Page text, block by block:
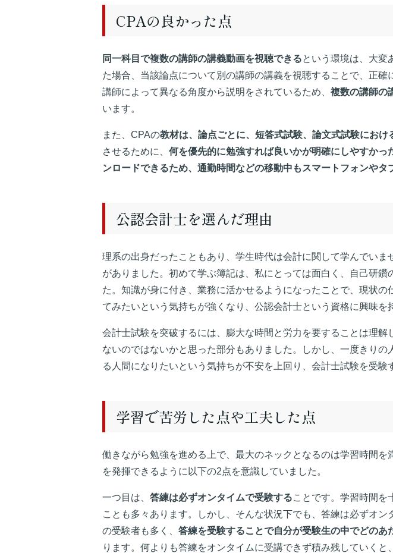
CPAの良かった点
同一科目で複数の講師の講義動画を視聴できるという環境は、大変
た場合、当該論点について別の講師の講義を視聴することで、正
講師によって異なる角度から説明をされているため、 複数の講師の
います。
また、CPAの教材は、論点ごとに、短答式試験、論文式試験におけ
させるために、 何を優先的に勉強すれば良いかが明確にしやすかっ
ンロードできるため、通勤時間などの移動中もスマートフォンや
公認会計士を選んだ理由
理系の出身だったこともあり、学生時代は会計に関して学んでい
がありました。初めて学ぶ簿記は、私にとっては面白く、自己研
た。知識が身に付き、業務に活かせるようになったことで、現状
てみたいという気持ちが強くなり、公認会計士という資格に興味を
会計士試験を突破するには、膨大な時間と労力を要することは理
ないのではないかと思った部分もありました。しかし、一度きり
る人間になりたいという気持ちが不安を上回り、会計士試験を受験
学習で苦労した点や工夫した点
働きながら勉強を進める上で、最大のネックとなるのは学習時間
を発揮できるように以下の2点を意識していました。
一つ目は、 答練は必ずオンタイムで受験することです。学習時間を
ことも多々あります。しかし、そんな状況下でも、答練は必ずオ
の受験者も多く、 答練を受験することで自分が受験生の中でどのあ
ります。何よりも答練をオンタイムに受講できず積み残していく